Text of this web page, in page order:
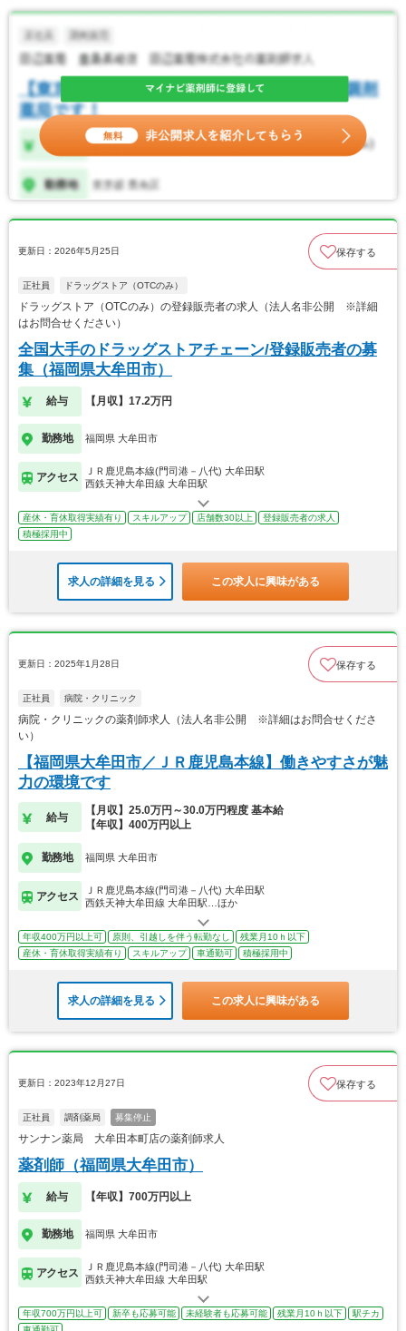
更新日：2026年5月25日 保存する
正社員 ドラッグストア（OTCのみ）
ドラッグストア（OTCのみ）の登録販売者の求人（法人名非公開 ※詳細
はお問合せください）
全国大手のドラッグストアチェーン/登録販売者の募
集（福岡県大牟田市）
給与 【月収】17.2万円
勤務地 福岡県 大牟田市
アクセス
ＪＲ鹿児島本線(門司港－八代) 大牟田駅
西鉄天神大牟田線 大牟田駅
産休・育休取得実績有り スキルアップ 店舗数30以上
登録販売者の求人
積極採用中
求人の詳細を見る この求人に興味がある
更新日：2025年1月28日 保存する
正社員 病院・クリニック
病院・クリニックの薬剤師求人（法人名非公開 ※詳細はお問合せくださ
い）
【福岡県大牟田市／ＪＲ鹿児島本線】働きやすさが魅
力の環境です
給与
【月収】25.0万円～30.0万円程度 基本給
【年収】400万円以上
勤務地 福岡県 大牟田市
アクセス
ＪＲ鹿児島本線(門司港－八代) 大牟田駅
西鉄天神大牟田線 大牟田駅…ほか
年収400万円以上可 原則、引越しを伴う転勤なし
残業月10ｈ以下
産休・育休取得実績有り
スキルアップ 車通勤可 積極採用中
求人の詳細を見る この求人に興味がある
更新日：2023年12月27日 保存する
正社員 調剤薬局 募集停止
サンナン薬局 大牟田本町店の薬剤師求人
薬剤師（福岡県大牟田市）
給与 【年収】700万円以上
勤務地 福岡県 大牟田市
アクセス
ＪＲ鹿児島本線(門司港－八代) 大牟田駅
西鉄天神大牟田線 大牟田駅
年収700万円以上可 新卒も応募可能 未経験者も応募可能 残業月10ｈ以下
駅チカ